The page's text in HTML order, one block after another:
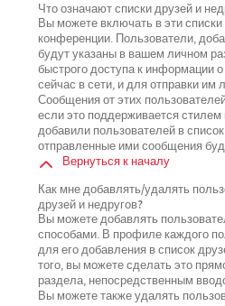
Что означают списки друзей и
Вы можете включать в эти
конференции. Пользователи,
будут указаны в вашем личном
быстрого доступа к информации
сейчас в сети, и для отправки им
Сообщения от этих
если это поддерживается
добавили пользователей в
отправленные ими сообщения
Вернуться к началу
Как мне добавлять/удалять
друзей и недругов?
Вы можете добавлять
способами. В профиле каждого
для его добавления в список
того, вы можете сделать это
раздела, непосредственным
Вы можете также удалять